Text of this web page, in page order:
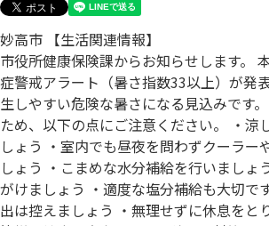
妙高市 【生活関連情報】
市役所健康保険課からお知らせします。
症警戒アラート（暑さ指数33以上）が発
生しやすい危険な暑さになる見込みです
ため、以下の点にご注意ください。 ・涼
しょう ・室内でも昼夜を問わずクーラー
しょう ・こまめな水分補給を行いましょ
がけましょう ・適度な塩分補給も大切で
出は控えましょう ・無理せずに休息をと